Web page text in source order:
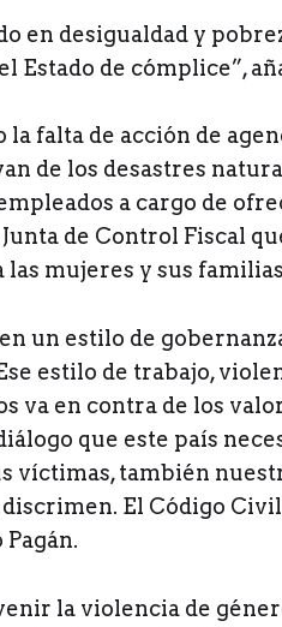
en desigualdad y
Estado de cómplice”,
falta de acción de
de los desastres
a cargo de
de Control Fiscal
mujeres y sus
un estilo de
estilo de trabajo,
va en contra de los
que este país
víctimas, también
El Código
la violencia de